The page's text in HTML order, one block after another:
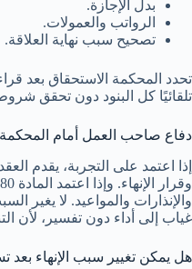
بدل الإجازة.
الرواتب والعمولات.
تصحيح سبب نهاية العلاقة.
تحدد المحكمة الاستحقاق بعد
تلقائيًا كل البنود دون تحقق
دفاع صاحب العمل أمام المحكمة
إذا اعتمد على التجربة، يقدم
والإنذارات والمواعيد. لا يغير
غياب إلى أداء دون تفسير، لأن
هل يمكن تغيير سبب الإنهاء بعد